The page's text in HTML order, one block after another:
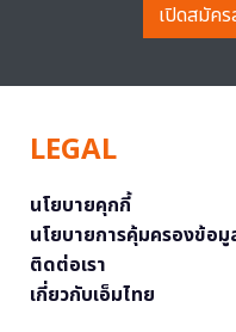
เปิดสมัค
LEGAL
นโยบายคุกกี้
นโยบายการคุ้มครองข้อ
ติดต่อเรา
เกี่ยวกับเอ็มไทย